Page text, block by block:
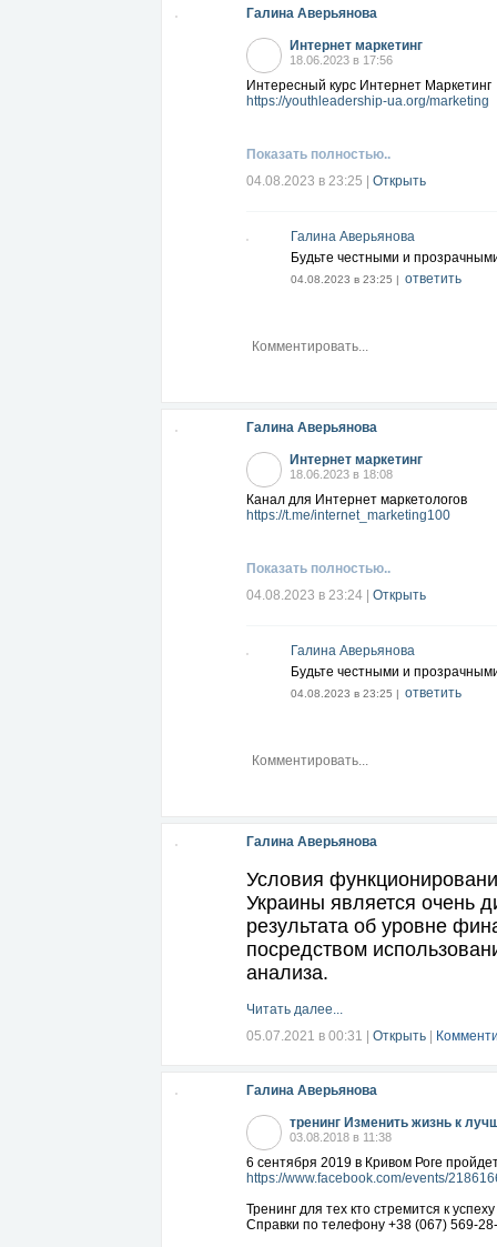
Галина Аверьянова
Интернет маркетинг
18.06.2023 в 17:56
Интересный курс Интернет Маркетинг
https://youthleadership-ua.org/marketing
Показать полностью..
04.08.2023 в 23:25
Открыть
Галина Аверьянова
Будьте честными и
04.08.2023 в 23:25 | ответить
Галина Аверьянова
Интернет маркетинг
18.06.2023 в 18:08
Канал для Интернет маркетологов
https://t.me/internet_marketing100
Показать полностью..
04.08.2023 в 23:24
Открыть
Галина Аверьянова
Будьте честными и
04.08.2023 в 23:25 | ответить
Галина Аверьянова
Условия
Украины является очень
результата об уровне
посредством
анализа.
Читать далее...
05.07.2021 в 00:31
Открыть
Галина Аверьянова
тренинг Изменить жизнь к
03.08.2018 в 11:38
6 сентября 2019 в Кривом Роге
https://www.facebook.com/events/
Тренинг для тех кто стремится к
Справки по телефону +38 (067) 569-